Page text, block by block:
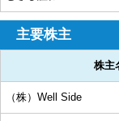
主要株主
株主
（株）Well Side